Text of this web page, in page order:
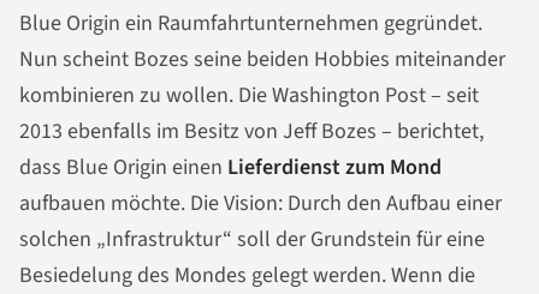
Blue Origin ein Raumfahrtunternehmen gegründet.
Nun scheint Bozes seine beiden Hobbies miteinander
kombinieren zu wollen. Die Washington Post – seit
2013 ebenfalls im Besitz von Jeff Bozes – berichtet,
dass Blue Origin einen Lieferdienst zum Mond
aufbauen möchte. Die Vision: Durch den Aufbau einer
solchen „Infrastruktur“ soll der Grundstein für eine
Besiedelung des Mondes gelegt werden. Wenn die